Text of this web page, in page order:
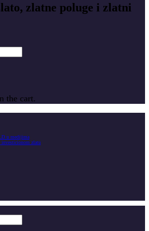
zlatne poluge i zlatni
the cart.
u medijima
investicionom zlatu